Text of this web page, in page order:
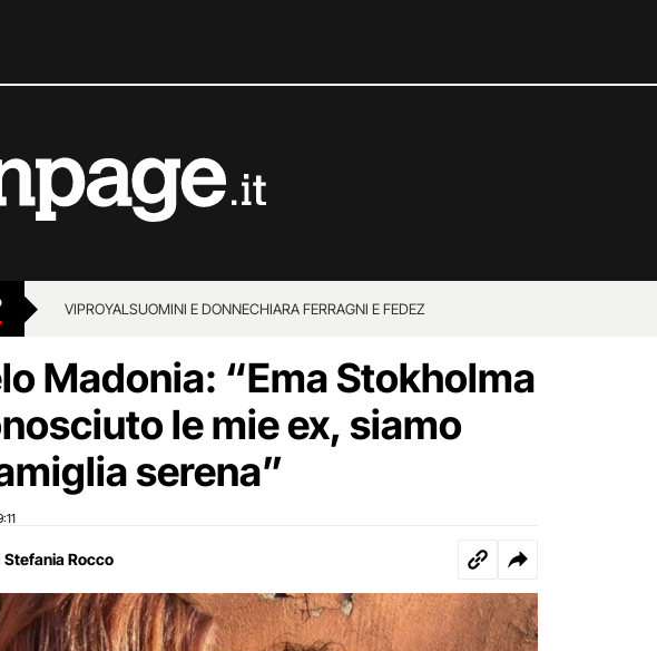
VIPROYALSUOMINI E DONNECHIARA FERRAGNI E FEDEZ
Madonia: “Ema Stokholma
le mie ex, siamo
serena”
Stefania Rocco